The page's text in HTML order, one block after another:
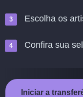
Escolha os
Confira sua
Iniciar a